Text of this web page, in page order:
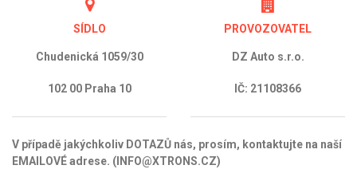
SÍDLO
Chudenická 1059/30
102 00 Praha 10
PROVOZOVATEL
DZ Auto s.r.o.
IČ: 21108366
V případě jakýchkoliv DOTAZŮ nás, prosím, kontaktujte na naší
EMAILOVÉ adrese. (INFO@XTRONS.CZ)